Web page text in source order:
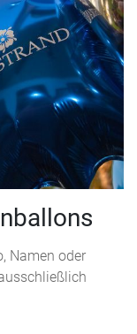
Namen oder